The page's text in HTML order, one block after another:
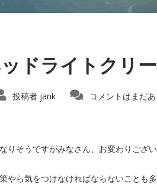
ドライトクリ
投稿者 jank コメントはまだ
りそうですがみなさん、お変わりござ
やら気をつけなければならないことも